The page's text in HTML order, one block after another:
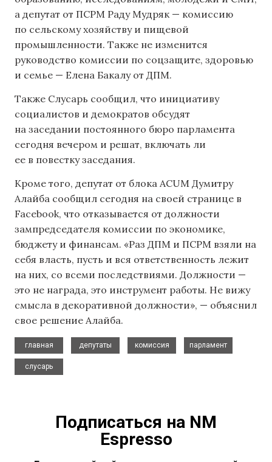
а депутат от ПСРМ Раду Мудряк — комиссию
по сельскому хозяйству и пищевой
промышленности. Также не изменится
руководство комиссии по соцзащите, здоровью
и семье — Елена Бакалу от ДПМ.
Также Слусарь сообщил, что инициативу
социалистов и демократов обсудят
на заседании постоянного бюро парламента
сегодня вечером и решат, включать ли
ее в повестку заседания.
Кроме того, депутат от блока ACUM Думитру
Алайба сообщил сегодня на своей странице в
Facebook, что отказывается от должности
зампредседателя комиссии по экономике,
бюджету и финансам. «Раз ДПМ и ПСРМ взяли на
себя власть, пусть и вся ответственность лежит
на них, со всеми последствиями. Должности —
это не награда, это инструмент работы. Не вижу
смысла в декоративной должности», — объяснил
свое решение Алайба.
главная
депутаты
комиссия
парламент
слусарь
Подписаться на NM
Espresso